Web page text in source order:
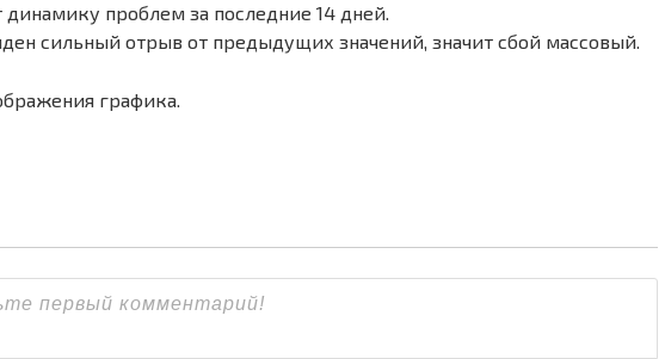
динамику проблем за последние 14 дней.
сильный отрыв от предыдущих значений, значит сбой массовый.
графика.